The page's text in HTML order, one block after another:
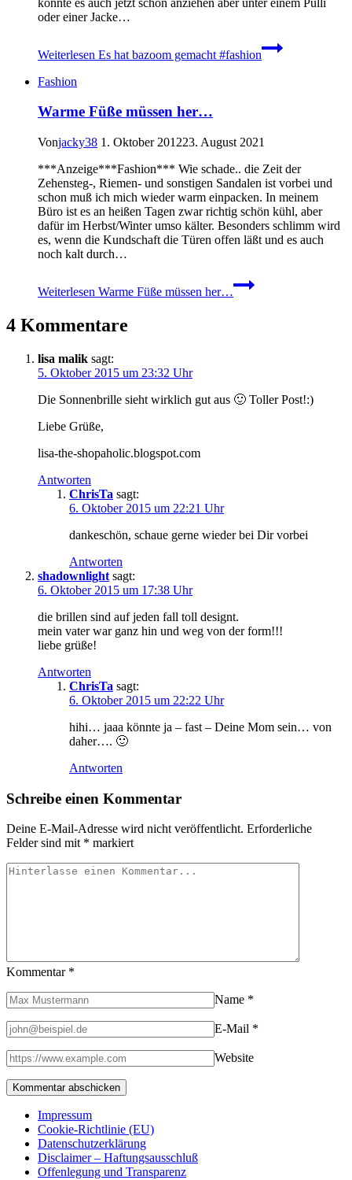
oder einer Jacke…
Weiterlesen Es hat bazoom gemacht #fashion
Fashion
Warme Füße müssen her…
Vonjacky38 1. Oktober 201223. August 2021
***Anzeige***Fashion*** Wie schade.. die Zeit der
Zehensteg-, Riemen- und sonstigen Sandalen ist vorbei und
schon muß ich mich wieder warm einpacken. In meinem
Büro ist es an heißen Tagen zwar richtig schön kühl, aber
dafür im Herbst/Winter umso kälter. Besonders schlimm wird
es, wenn die Kundschaft die Türen offen läßt und es auch
noch kalt durch…
Weiterlesen Warme Füße müssen her…
4 Kommentare
lisa malik sagt:
5. Oktober 2015 um 23:32 Uhr
Die Sonnenbrille sieht wirklich gut aus 🙂 Toller Post!:)
Liebe Grüße,
lisa-the-shopaholic.blogspot.com
Antworten
ChrisTa sagt:
6. Oktober 2015 um 22:21 Uhr
dankeschön, schaue gerne wieder bei Dir vorbei
Antworten
shadownlight sagt:
6. Oktober 2015 um 17:38 Uhr
die brillen sind auf jeden fall toll designt.
mein vater war ganz hin und weg von der form!!!
liebe grüße!
Antworten
ChrisTa sagt:
6. Oktober 2015 um 22:22 Uhr
hihi… jaaa könnte ja – fast – Deine Mom sein… von
daher…. 🙂
Antworten
Schreibe einen Kommentar
Deine E-Mail-Adresse wird nicht veröffentlicht. Erforderliche
Felder sind mit * markiert
Kommentar *
Name *
E-Mail *
Website
Impressum
Cookie-Richtlinie (EU)
Datenschutzerklärung
Disclaimer – Haftungsausschluß
Offenlegung und Transparenz